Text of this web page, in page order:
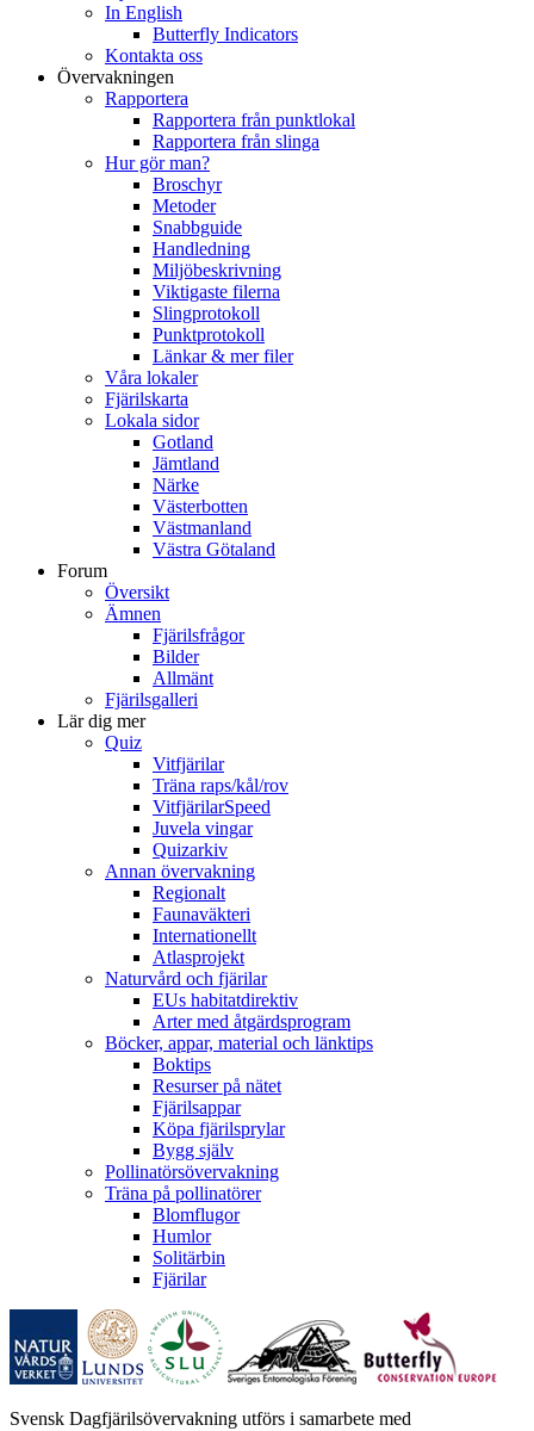
In English
Butterfly Indicators
Kontakta oss
Övervakningen
Rapportera
Rapportera från punktlokal
Rapportera från slinga
Hur gör man?
Broschyr
Metoder
Snabbguide
Handledning
Miljöbeskrivning
Viktigaste filerna
Slingprotokoll
Punktprotokoll
Länkar & mer filer
Våra lokaler
Fjärilskarta
Lokala sidor
Gotland
Jämtland
Närke
Västerbotten
Västmanland
Västra Götaland
Forum
Översikt
Ämnen
Fjärilsfrågor
Bilder
Allmänt
Fjärilsgalleri
Lär dig mer
Quiz
Vitfjärilar
Träna raps/kål/rov
VitfjärilarSpeed
Juvela vingar
Quizarkiv
Annan övervakning
Regionalt
Faunaväkteri
Internationellt
Atlasprojekt
Naturvård och fjärilar
EUs habitatdirektiv
Arter med åtgärdsprogram
Böcker, appar, material och länktips
Boktips
Resurser på nätet
Fjärilsappar
Köpa fjärilsprylar
Bygg själv
Pollinatörsövervakning
Träna på pollinatörer
Blomflugor
Humlor
Solitärbin
Fjärilar
Svensk Dagfjärilsövervakning utförs i samarbete med